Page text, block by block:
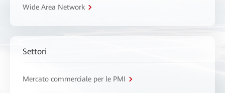
Wide Area Network
Settori
Mercato commerciale per le PMI